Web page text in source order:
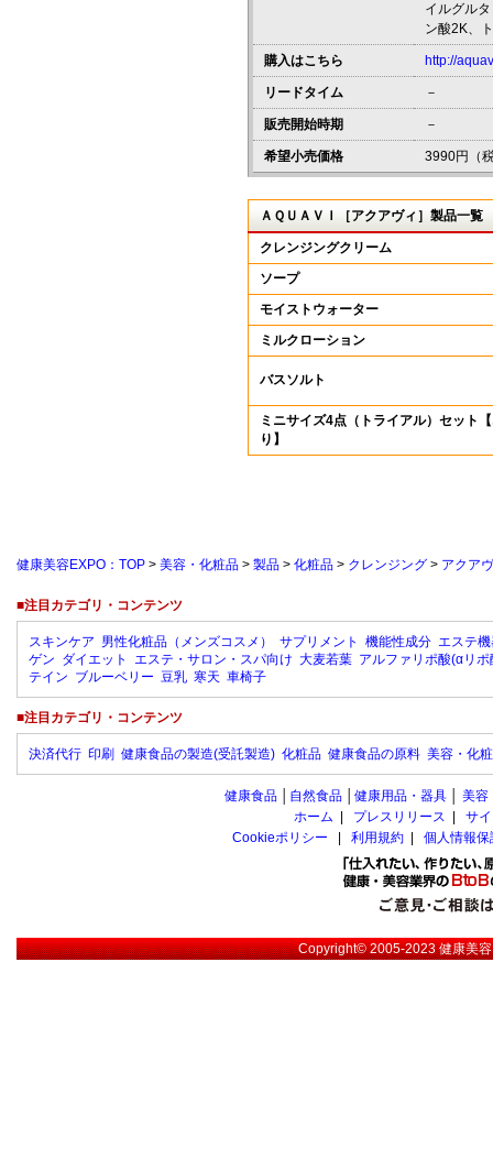
イルグル
ン酸2K、
購入はこちら http://
リードタイム －
販売開始時期 －
希望小売価格 3990円（
ＡＱＵＡＶＩ［アクアヴィ］製品一覧
クレンジングクリーム
ソープ
モイストウォーター
ミルクローション
バスソルト
ミニサイズ4点（トライアル）セット
り】
健康美容EXPO：TOP > 美容・化粧品 > 製品 > 化粧品 > クレンジング > アクア
■注目カテゴリ・コンテンツ
スキンケア 男性化粧品（メンズコスメ） サプリメント 機能性成分 エステ
ゲン ダイエット エステ・サロン・スパ向け 大麦若葉 アルファリポ酸(αリポ
テイン ブルーベリー 豆乳 寒天 車椅子
■注目カテゴリ・コンテンツ
決済代行 印刷 健康食品の製造(受託製造) 化粧品 健康食品の原料 美容・化
健康食品 自然食品 健康用品・器具 美容
ホーム
プレスリリース
サ
Cookieポリシー
利用規約 個人情報
Copyright© 2005-2023健康美